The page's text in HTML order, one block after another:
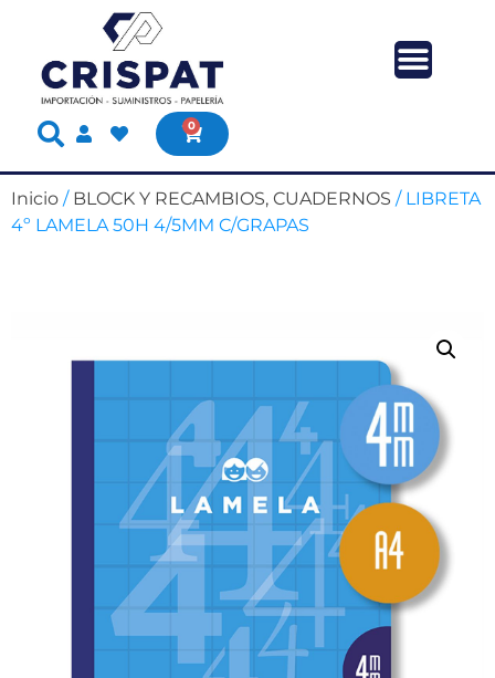
0
Inicio / BLOCK Y RECAMBIOS, CUADERNOS / LIBRETA
4º LAMELA 50H 4/5MM C/GRAPAS